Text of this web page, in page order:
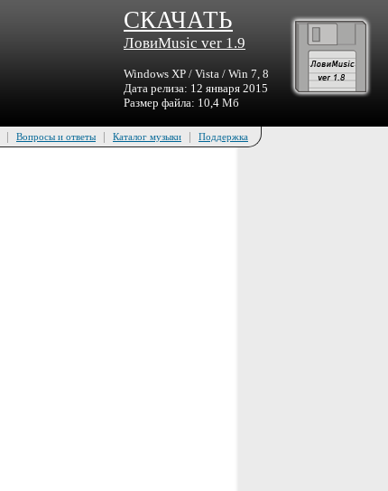
СКАЧАТЬ
ЛовиMusic ver 1.9
Windows XP / Vista / Win 7, 8
Дата релиза: 12 января 2015
Размер файла: 10,4 Мб
| Вопросы и ответы | Каталог музыки | Поддержка